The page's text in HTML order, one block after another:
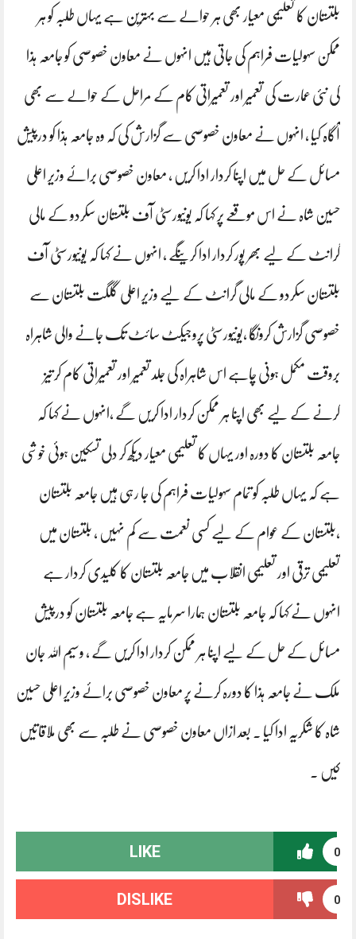
بلتستان کا تعلیمی معیار بھی ہر حوالے سے بہترین ہے یہاں طلبہ کو ہر
ممکن سہولیات فراہم کی جاتی ہیں انہوں نے معاون خصوصی کو جامعہ ہذا
کی نئی عمارت کی تعمیر اور تعمیراتی کام کے مراحل کے حوالے سے بھی
آگاہ کیا ، انہوں نے معاون خصوصی سے گزارش کی کہ وہ جامعہ ہذا کو درپیش
مسائل کے حل میں اپنا کردار ادا کریں ، معاون خصوصی برائے وزیر اعلی
حسین شاہ نے اس موقعے پر کہا کہ یونیورسٹی آف بلتستان سکردو کے مالی
گرانٹ کے لیے بھر پور کردار ادا کرینگے ، انہوں نے کہا کہ یونیورسٹی آف
بلتستان سکردو کے مالی گرانٹ کے لیے وزیر اعلی گلگت بلتستان سے
خصوصی گزارش کرونگا ،یونیورسٹی پروجیکٹ سائٹ تک جانے والی شاہراہ
بروقت مکمل ہونی چاہے اس شاہراہ کی جلد تعمیر اور تعمیراتی کام کر تیز
کرنے کے لیے بھی اپنا ہر ممکن کردار ادا کریں گے ،انہوں نے کہا کہ
جامعہ بلتستان کا دورہ اور یہاں کا تعلیمی معیار دیکھ کر دلی تسکین ہوئی خوشی
ہے کہ یہاں طلبہ کو تمام سہولیات فراہم کی جا رہی ہیں جامعہ بلتستان
،بلتستان کے عوام کے لیے کسی نعمت سے کم نہیں ، بلتستان میں
تعلیمی ترقی اور تعلیمی انقلاب میں جامعہ بلتستان کا کلیدی کردار ہے
انہوں نے کہا کہ جامعہ بلتستان ہمارا سرمایہ ہے جامعہ بلتستان کو درپیش
مسائل کے حل کے لیے اپنا ہر ممکن کردار ادا کریں گے ، وسیم اللہ جان
ملک نے جامعہ ہذا کا دورہ کرنے پر معاون خصوصی برائے وزیر اعلی حسین
شاہ کا شکریہ ادا کیا ۔ بعد ازاں معاون خصوصی نے طلبہ سے بھی ملاقاتیں
کیں ۔
0
LIKE
0
DISLIKE